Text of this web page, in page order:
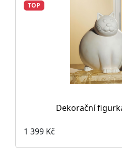
TOP
Dekorační
1 399 Kč